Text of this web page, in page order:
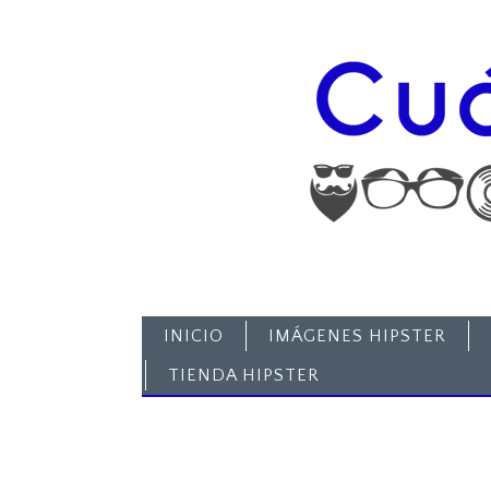
INICIO IMÁGENES HIPSTER
TIENDA HIPSTER